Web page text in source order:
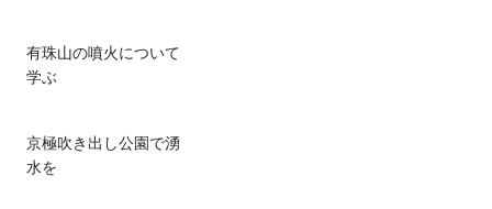
有珠山の噴火について
学ぶ
京極吹き出し公園で湧
水を